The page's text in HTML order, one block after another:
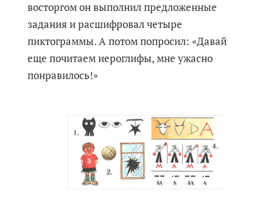
восторгом он выполнил предложенные
задания и расшифровал четыре
пиктограммы. А потом попросил: «Давай
еще почитаем иероглифы, мне ужасно
понравилось!»